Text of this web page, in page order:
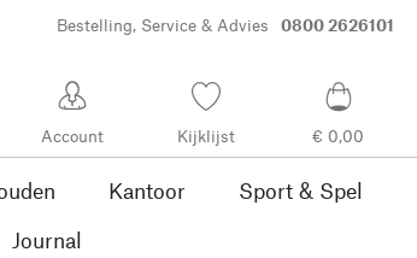
Bestelling, Service & Advies 0800 2626101
Account Kijklijst € 0,00
Kantoor
Sport & Spel
Journal